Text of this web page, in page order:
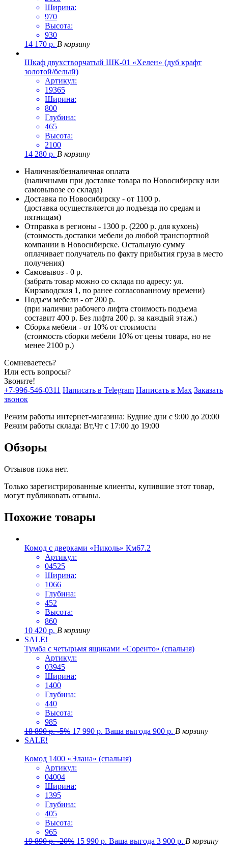
Ширина:
970
Высота:
930
14 170 р. В корзину
Шкаф двухстворчатый ШК-01 «Хелен» (дуб крафт
золотой/белый)
Артикул:
19365
Ширина:
800
Глубина:
465
Высота:
2100
14 280 р. В корзину
Наличная/безналичная оплата
(наличными при доставке товара по Новосибирску или
самовывозе со склада)
Доставка по Новосибирску - от 1100 р.
(доставка осуществляется до подъезда по средам и
пятницам)
Отправка в регионы - 1300 р. (2200 р. для кухонь)
(стоимость доставки мебели до любой транспортной
компании в Новосибирске. Остальную сумму
оплачивает получатель по факту прибытия груза в место
получения)
Самовывоз - 0 р.
(забрать товар можно со склада по адресу: ул.
Кирзаводская 1, по ранее согласованному времени)
Подъем мебели - от 200 р.
(при наличии рабочего лифта стоимость подъема
составит 400 р. Без лифта 200 р. за каждый этаж.)
Сборка мебели - от 10% от стоимости
(стоимость сборки мебели 10% от цены товара, но не
менее 2100 р.)
Сомневаетесь?
Или есть вопросы?
Звоните!
+7-996-546-0311 Написать в Telegram Написать в Max Заказать
звонок
Режим работы интернет-магазина: Будние дни с 9:00 до 20:00
Режим работы склада: Вт,Чт с 17:00 до 19:00
Обзоры
Отзывов пока нет.
Только зарегистрированные клиенты, купившие этот товар,
могут публиковать отзывы.
Похожие товары
Комод с дверками «Николь» Км67.2
Артикул:
04525
Ширина:
1066
Глубина:
452
Высота:
860
10 420 р. В корзину
SALE!
Тумба с четырьмя ящиками «Соренто» (спальня)
Артикул:
03945
Ширина:
1400
Глубина:
440
Высота:
985
18 890р. -5% 17 990 р. Ваша выгода 900 р. В корзину
SALE!
Комод 1400 «Элана» (спальня)
Артикул:
04004
Ширина:
1395
Глубина:
405
Высота:
965
19 890р. -20% 15 990 р. Ваша выгода 3 900 р. В корзину